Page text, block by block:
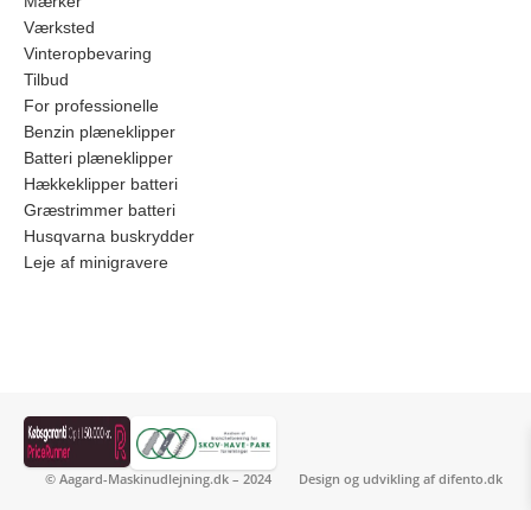
Værksted
Vinteropbevaring
Tilbud
For professionelle
Benzin plæneklipper
Batteri plæneklipper
Hækkeklipper batteri
Græstrimmer batteri
Husqvarna buskrydder
Leje af minigravere
© Aagard-Maskinudlejning.dk – 2024 Design og udvikling afdifento.dk